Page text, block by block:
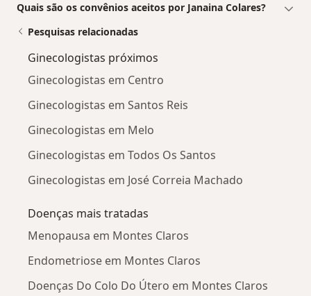
Quais são os convênios aceitos por Janaina Colares?
Pesquisas relacionadas
Ginecologistas próximos
Ginecologistas em Centro
Ginecologistas em Santos Reis
Ginecologistas em Melo
Ginecologistas em Todos Os Santos
Ginecologistas em José Correia Machado
Doenças mais tratadas
Menopausa em Montes Claros
Endometriose em Montes Claros
Doenças Do Colo Do Útero em Montes Claros